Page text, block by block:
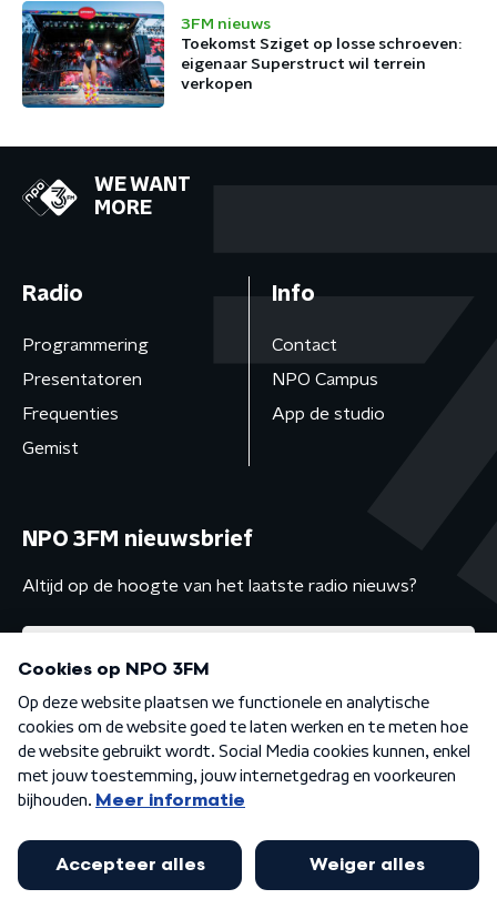
3FM nieuws
Toekomst Sziget op losse schroeven:
eigenaar Superstruct wil terrein
verkopen
WE WANT
MORE
Radio
Programmering
Presentatoren
Frequenties
Gemist
Info
Contact
NPO Campus
App de studio
NPO 3FM nieuwsbrief
Altijd op de hoogte van het laatste radio nieuws?
Algemene voorwaarden Privacybeleid